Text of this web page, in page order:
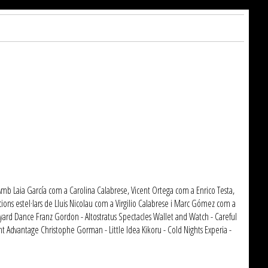
Laia García com a Carolina Calabrese, Vicent Ortega com a Enrico Testa,
estel·lars de Lluis Nicolau com a Virgilio Calabrese i Marc Gómez com a
Dance Franz Gordon - Altostratus Spectacles Wallet and Watch - Careful
Advantage Christophe Gorman - Little Idea Kikoru - Cold Nights Experia -